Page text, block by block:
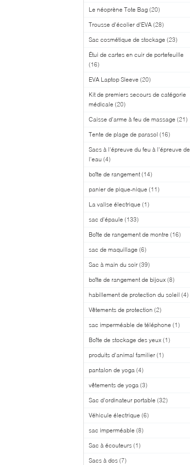
Le néoprène Tote Bag (20)
Trousse d'écolier d'EVA (28)
Sac cosmétique de stockage (23)
Étui de cartes en cuir de portefeuille
(16)
EVA Laptop Sleeve (20)
Kit de premiers secours de catégorie
médicale (20)
Caisse d'arme à feu de massage (21)
Tente de plage de parasol (16)
Sacs à l'épreuve du feu à l'épreuve de
l'eau (4)
boîte de rangement (14)
panier de pique-nique (11)
La valise électrique (1)
sac d'épaule (133)
Boîte de rangement de montre (16)
sac de maquillage (6)
Sac à main du soir (39)
boîte de rangement de bijoux (8)
habillement de protection du soleil (4)
Vêtements de protection (2)
sac imperméable de téléphone (1)
Boîte de stockage des yeux (1)
produits d'animal familier (1)
pantalon de yoga (4)
vêtements de yoga (3)
Sac d'ordinateur portable (32)
Véhicule électrique (6)
sac imperméable (8)
Sac à écouteurs (1)
Sacs à dos (7)